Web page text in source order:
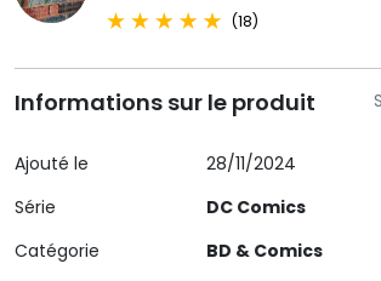
(18)
Informations sur le produit
Ajouté le
28/11/2024
Série
DC Comics
Catégorie
BD & Comics